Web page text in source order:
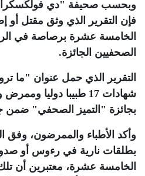
وبحسب صحيفة "دي فولكسكرانت"
الخامسة عشرة برصاصة في
الصحفيين الجائزة.
التقرير الذي حمل عنوان "ما
شهادات 17 طبيبا دوليا
بجائزة "التميز الصحفي" ضمن
وأكد الأطباء والممرضون، وفق
بطلقات نارية في رءوس أو
الخامسة عشرة، معتبرين أن